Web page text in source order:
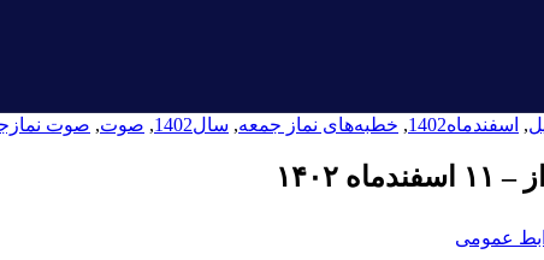
, اسفندماه1402 , خطبه‌های نماز جمعه, سال1402 , صوت, صوت
۱۴۰۲
عمومی